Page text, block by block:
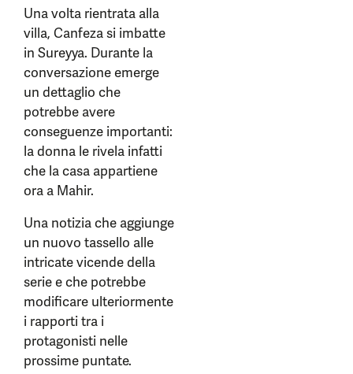
Una volta rientrata alla
villa, Canfeza si imbatte
in Sureyya. Durante la
conversazione emerge
un dettaglio che
potrebbe avere
conseguenze importanti:
la donna le rivela infatti
che la casa appartiene
ora a Mahir.
Una notizia che aggiunge
un nuovo tassello alle
intricate vicende della
serie e che potrebbe
modificare ulteriormente
i rapporti tra i
protagonisti nelle
prossime puntate.